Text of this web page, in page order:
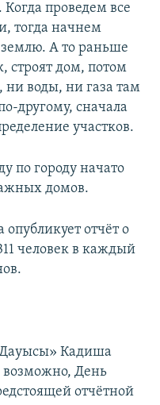
Когда проведем все
тогда начнем
землю. А то раньше
строят дом, потом
ни воды, ни газа там
другому, сначала
участков.
по городу начато
домов.
отчёт о
человек в каждый
Кадиша
возможно, День
отчётной